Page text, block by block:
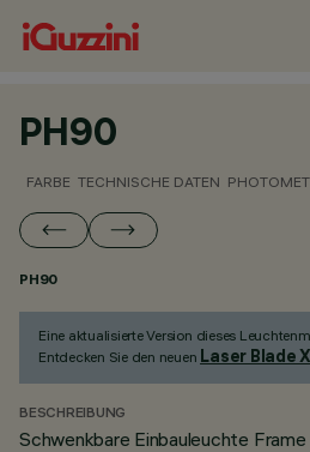
PH90
FARBE TECHNISCHE DATEN
PH90
Eine aktualisierte Version dieses
Entdecken Sie den neuen Laser Blade
BESCHREIBUNG
Schwenkbare Einbauleuchte